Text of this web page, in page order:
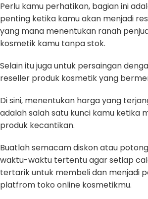
Perlu kamu perhatikan, bagian ini
penting ketika kamu akan menjadi
yang mana menentukan ranah
kosmetik kamu tanpa stok.
Selain itu juga untuk persaingan
reseller produk kosmetik yang
Di sini, menentukan harga yang
adalah salah satu kunci kamu ketika
produk kecantikan.
Buatlah semacam diskon atau
waktu-waktu tertentu agar setiap
tertarik untuk membeli dan menjadi
platfrom toko online kosmetikmu.